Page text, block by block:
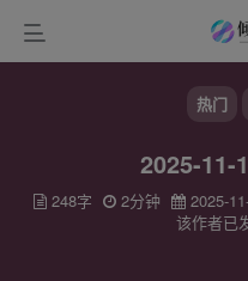
热门
2025-11-
248字 2分钟 2025-
该作者已